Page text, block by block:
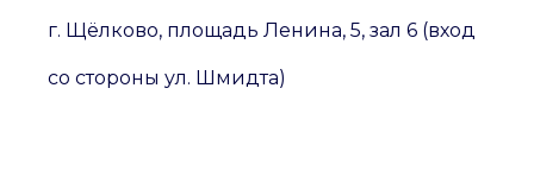
г. Щёлково, площадь Ленина, 5, зал 6 (вход
со стороны ул. Шмидта)